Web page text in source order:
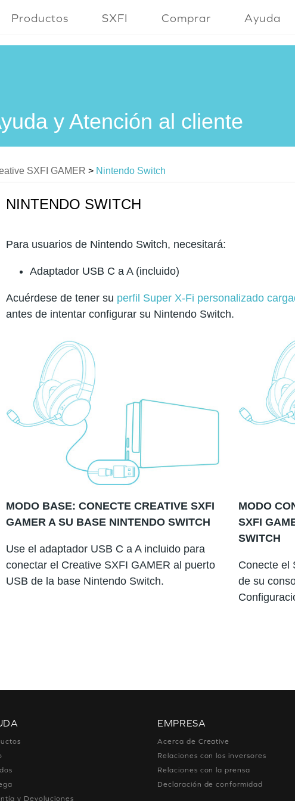
Productos SXFI Comprar Ayuda
y Atención al cliente
SXFI GAMER > Nintendo Switch
NINTENDO SWITCH
Para usuarios de Nintendo Switch, necesitará:
Adaptador USB C a A (incluido)
Acuérdese de tener su perfil Super X-Fi personalizado
antes de intentar configurar su Nintendo Switch.
MODO BASE: CONECTE CREATIVE SXFI
GAMER A SU BASE NINTENDO SWITCH
Use el adaptador USB C a A incluido para
conectar el Creative SXFI GAMER al puerto
USB de la base Nintendo Switch.
MODO
SXFI
SWITCH
Conecte el
de su
y Devoluciones
EMPRESA
Acerca de Creative
Relaciones con los inversores
Relaciones con la prensa
Declaración de conformidad